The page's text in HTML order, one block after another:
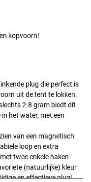
kopvoorn!
plug die perfect is
uit de tent te lokken.
2.8 gram biedt dit
het water, met een
van een magnetisch
loop en extra
twee enkele haken
(natuurlijke) kleur
en effectieve plug!